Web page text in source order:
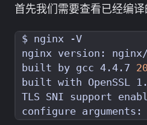
首先我们需要查看已经编
built by gcc 4.4.7
built with OpenSSL
configure